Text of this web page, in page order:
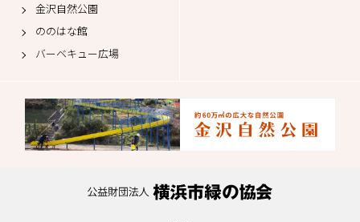
金沢自然公園
ののはな館
バーベキュー広場